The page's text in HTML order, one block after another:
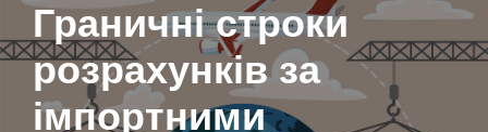
Граничні строки
розрахунків за
імпортними